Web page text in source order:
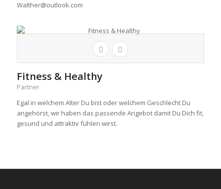
Walther@outlook.com
Fitness & Healthy
Partner
Egal in welchem Alter Du bist oder welchem Geschlecht Du
angehörst, wir haben das passende Angebot damit Du Dich fit,
gesund und attraktiv fühlen wirst.